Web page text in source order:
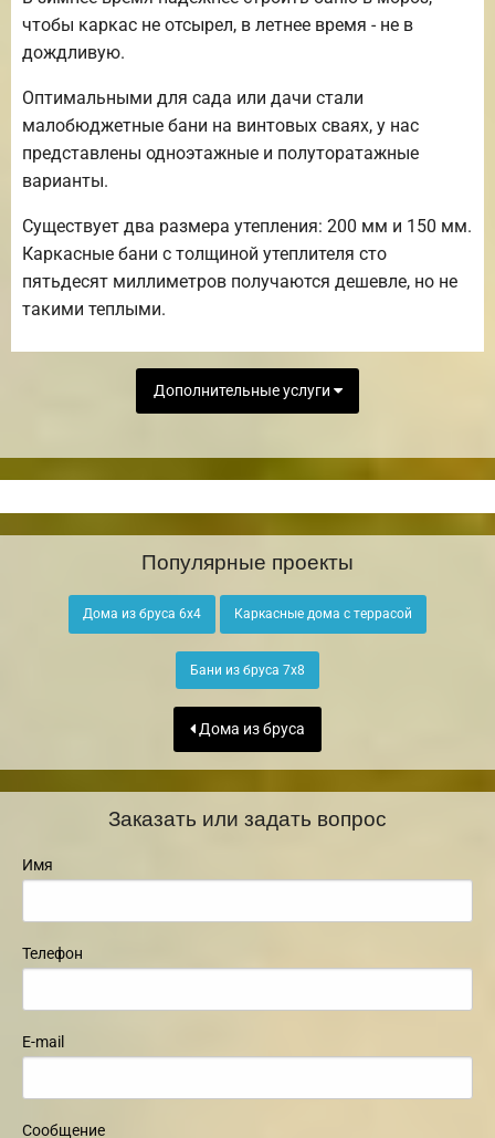
чтобы каркас не отсырел, в летнее время - не в
дождливую.
Оптимальными для сада или дачи стали
малобюджетные бани на винтовых сваях, у нас
представлены одноэтажные и полуторатажные
варианты.
Существует два размера утепления: 200 мм и 150 мм.
Каркасные бани с толщиной утеплителя сто
пятьдесят миллиметров получаются дешевле, но не
такими теплыми.
Дополнительные услуги
Популярные проекты
Дома из бруса 6х4 Каркасные дома с террасой
Бани из бруса 7х8
Дома из бруса
Заказать или задать вопрос
Имя
Телефон
E-mail
Сообщение